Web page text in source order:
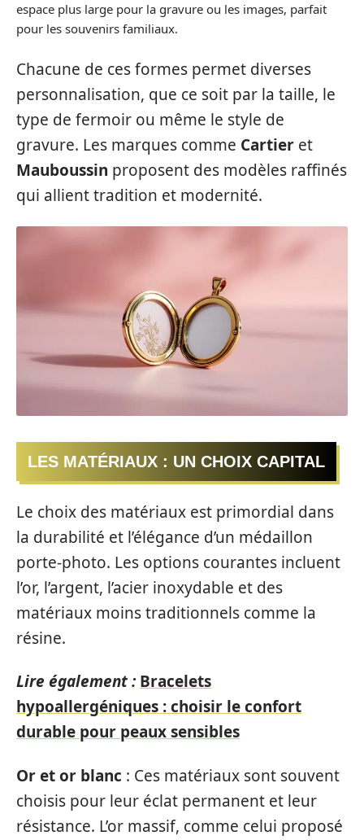
espace plus large pour la gravure ou les images, parfait
pour les souvenirs familiaux.
Chacune de ces formes permet diverses
personnalisation, que ce soit par la taille, le
type de fermoir ou même le style de
gravure. Les marques comme Cartier et
Mauboussin proposent des modèles raffinés
qui allient tradition et modernité.
LES MATÉRIAUX : UN CHOIX CAPITAL
Le choix des matériaux est primordial dans
la durabilité et l’élégance d’un médaillon
porte-photo. Les options courantes incluent
l’or, l’argent, l’acier inoxydable et des
matériaux moins traditionnels comme la
résine.
Lire également : Bracelets
hypoallergéniques : choisir le confort
durable pour peaux sensibles
Or et or blanc : Ces matériaux sont souvent
choisis pour leur éclat permanent et leur
résistance. L’or massif, comme celui proposé